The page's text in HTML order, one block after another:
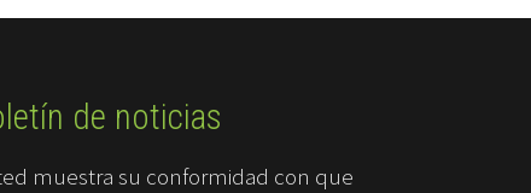
de noticias
muestra su conformidad con que